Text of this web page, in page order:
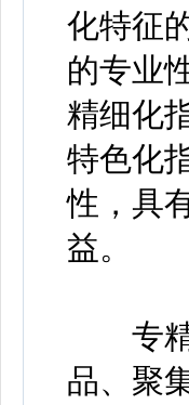
化特征
的专业
精细化
特色化
性，具
益。
专精
品、聚